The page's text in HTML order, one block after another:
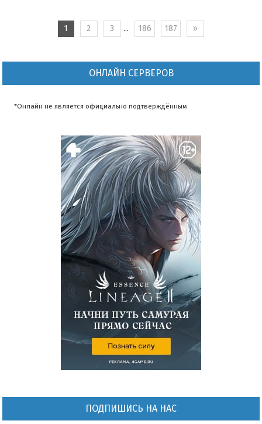
1 2 3 ... 186 187 »
ОНЛАЙН СЕРВЕРОВ
*Онлайн не является официально подтверждённым
ПОДПИШИСЬ НА НАС